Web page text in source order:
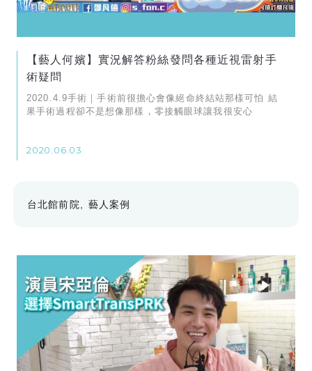
【藝人何嬪】實況解答粉絲發問各種近視雷射手
術疑問
2020.4.9手術｜手術前很擔心會像絕命終結站那樣可怕 結
果手術過程卻不是想像那樣，零接觸眼球讓我很安心
2020.06.03
台北館前院 藝人案例